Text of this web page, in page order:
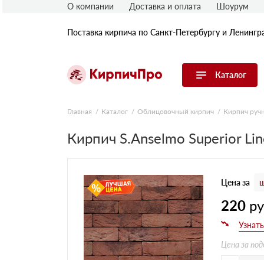
Поставка кирпича по Санкт-Петербургу и
Каталог
Перейти в каталог
Строительный (рядовой) кирпич
блок
Фасадная плитка, камень, декор
Печной кирпич
Брусчатка и мощение
Кладочные смеси
О компании Доставка и оплата Шоурум
Главная Каталог Облицовочный кирпич Кирпич
Кирпич S.Anselmo Superior
Цена за
220
Цена за